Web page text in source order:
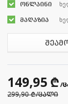
ონლაინი
მაღაზია
149,95 ₾ /
299,90 ₾/ცალი